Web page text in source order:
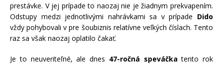
prestávke. V jej prípade to naozaj nie je žiadnym prekvapením.
Odstupy medzi jednotlivými nahrávkami sa v prípade Dido
vždy pohybovali v pre šoubiznis relatívne veľkých číslach. Tento
raz sa však naozaj oplatilo čakať.
Je to neuveriteľné, ale dnes 47-ročná speváčka tento rok